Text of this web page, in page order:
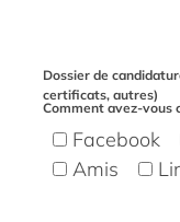
Dossier de
certificats, autres)
Comment avez-vous
Facebook
Amis